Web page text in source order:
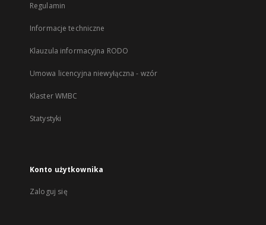
Regulamin
Informacje techniczne
Klauzula informacyjna RODO
Umowa licencyjna niewyłączna - wzór
Klaster WMBC
Statystyki
Konto użytkownika
Zaloguj się